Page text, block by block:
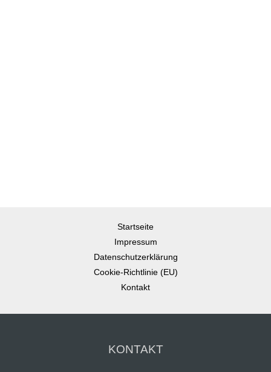
Startseite
Impressum
Datenschutzerklärung
Cookie-Richtlinie (EU)
Kontakt
KONTAKT